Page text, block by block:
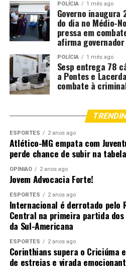
POLÍCIA 1 mês ago
Governo inaugura
do dia no Médio-
pressa em
afirma governador
POLÍCIA 1 mês ago
Sesp entrega 78
a Pontes e
combate à
ESPORTES 2 anos ago
Atlético-MG empata com
perde chance de subir na tabela
OPINIÃO 2 anos ago
Jovem Advocacia Forte!
ESPORTES 2 anos ago
Internacional é derrotado pelo
Central na primeira partida
da Sul-Americana
ESPORTES 2 anos ago
Corinthians supera o Criciúma
de estreias e virada